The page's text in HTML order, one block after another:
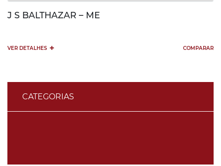
CATEGORIAS
J S BALTHAZAR – ME
VER DETALHES + COMPARAR